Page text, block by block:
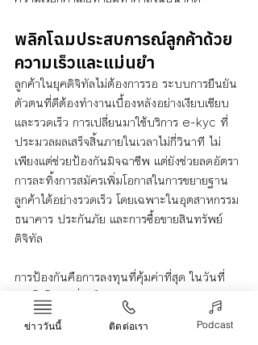
พลิกโฉมประสบการณ์ลูกค้าด้วย
ความเร็วและแม่นยำ
ลูกค้าในยุคดิจิทัลไม่ต้องการรอ ระบบการยืนยัน
ตัวตนที่ดีต้องทำงานเบื้องหลังอย่างเงียบเชียบ
และรวดเร็ว การเปลี่ยนมาใช้บริการ e-kyc ที่
ประมวลผลเสร็จสิ้นภายในเวลาไม่กี่วินาที ไม่
เพียงแต่ช่วยป้องกันมิจฉาชีพ แต่ยังช่วยลดอัตรา
การละทิ้งการสมัครเพิ่มโอกาสในการขยายฐาน
ลูกค้าได้อย่างรวดเร็ว โดยเฉพาะในอุตสาหกรรม
ธนาคาร ประกันภัย และการซื้อขายสินทรัพย์
ดิจิทัล
การป้องกันคือการลงทุนที่คุ้มค่าที่สุด ในวันที่
เทคโนโลยีเปลี่ยนไปทุกวินาที การเลือกพันธมิตร
ที่เชี่ยวชาญด้านระบบยืนยันตัวตนจะช่วยให้
ธุรกิจของคุณเติบโตได้อย่างมั่นคงบนรากฐาน
ข่าววันนี้ ติดต่อเรา Podcast